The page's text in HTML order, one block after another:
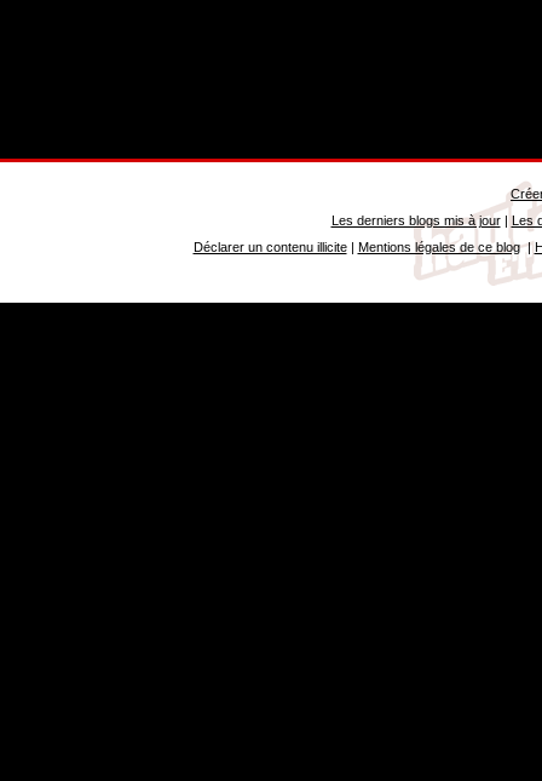
Les derniers blogs mis à jour| Les
Déclarer un contenu illicite| Mentions légales de ce blog|